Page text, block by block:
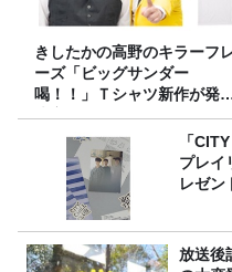
きしたかの高野のキラーフ
ーズ「ビッグサンダー
喝！！」Ｔシャツ新作が発
決定！
「
プレイ
レゼン
放送後